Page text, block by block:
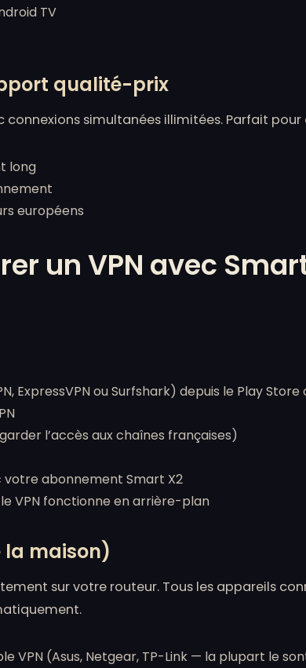
TV
qualité-prix
connexions simultanées illimitées. Parfait
long
européens
un VPN avec Smart
ExpressVPN ou Surfshark) depuis le Play
l’accès aux chaînes françaises)
votre abonnement Smart X2
VPN fonctionne en arrière-plan
la maison)
sur votre routeur. Tous les appareils
VPN (Asus, Netgear, TP-Link — la plupart le